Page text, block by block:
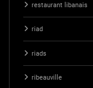
restaurant libanais
riad
riads
ribeauville